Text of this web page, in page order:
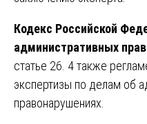
Кодекс Российской
административных
статье 26. 4 также
экспертизы по делам об
правонарушениях.